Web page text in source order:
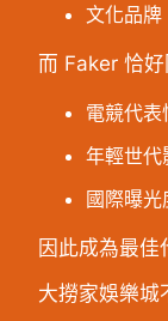
文化品牌
而 Faker 恰好
電競代表
年輕世代
國際曝光
因此成為最佳
大撈家娛樂城